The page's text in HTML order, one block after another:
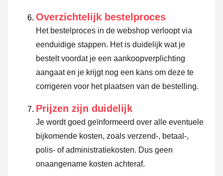
Overzichtelijk bestelproces
Het bestelproces in de webshop verloopt via
eenduidige stappen. Het is duidelijk wat je
bestelt voordat je een aankoopverplichting
aangaat en je krijgt nog een kans om deze te
corrigeren voor het plaatsen van de bestelling.
Prijzen zijn duidelijk
Je wordt goed geïnformeerd over alle eventuele
bijkomende kosten, zoals verzend-, betaal-,
polis- of administratiekosten. Dus geen
onaangename kosten achteraf.